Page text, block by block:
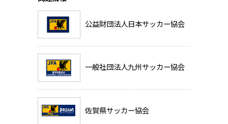
公益財団法人日本サッカー協会
一般社団法人九州サッカー協会
佐賀県サッカー協会